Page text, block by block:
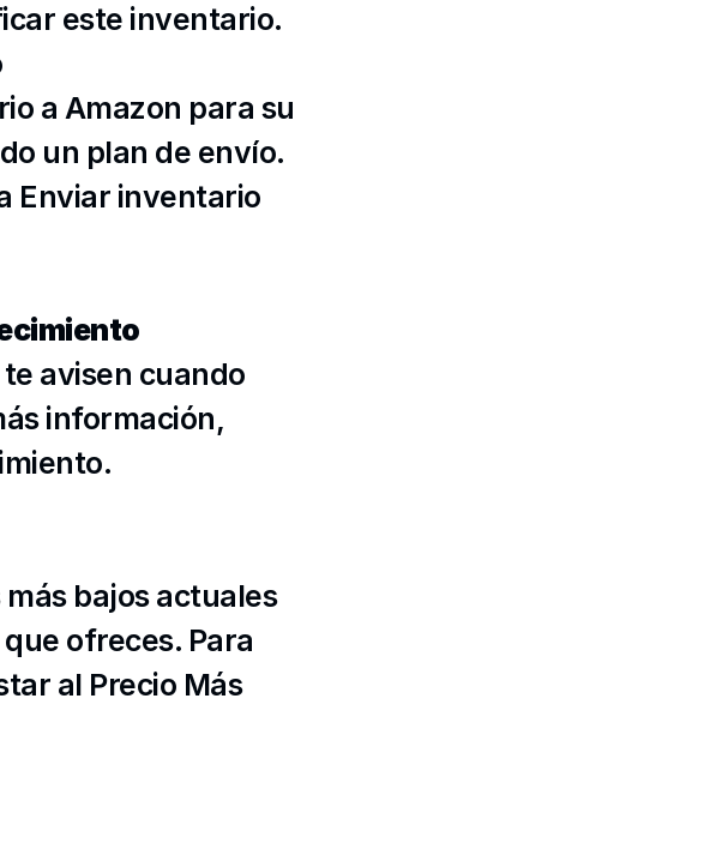
este inventario.
a Amazon para su
un plan de envío.
Enviar inventario
avisen cuando
información,
.
bajos actuales
ofreces. Para
al Precio Más